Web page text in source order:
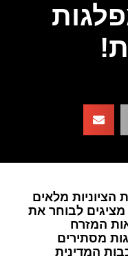
מלאים
מציגים לבוחר את
המזרח
מסתירים
המדינית